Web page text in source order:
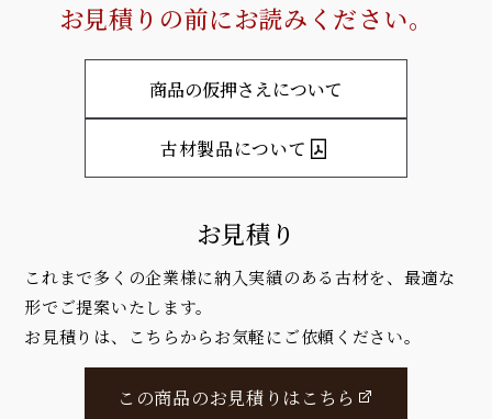
お見積りの前にお読みください。
商品の仮押さえについて
古材製品について
お見積り
これまで多くの企業様に納入実績のある古材を、最適な
形でご提案いたします。
お見積りは、こちらからお気軽にご依頼ください。
この商品のお見積りはこちら